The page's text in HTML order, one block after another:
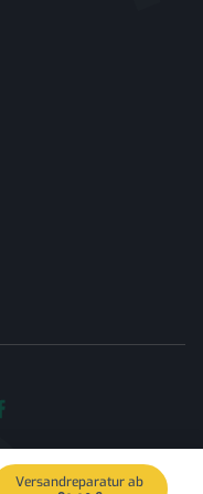
Versandreparatur ab